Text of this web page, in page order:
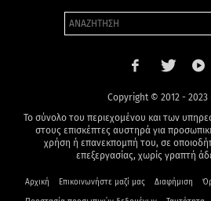
Copyright © 2012 - 2023
Το σύνολο του περιεχομένου και των
στους επισκέπτες αυστηρά για
χρήση ή επανεκπομπή του, σε
επεξεργασίας, χωρίς γραπτή
Αρχική Επικοινωνήστε μαζί μας Διαφήμιση